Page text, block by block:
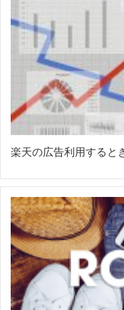
楽天の広告利用すると